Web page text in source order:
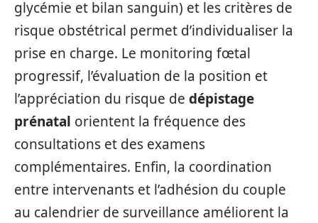
glycémie et bilan sanguin) et les critères de
risque obstétrical permet d’individualiser la
prise en charge. Le monitoring fœtal
progressif, l’évaluation de la position et
l’appréciation du risque de dépistage
prénatal orientent la fréquence des
consultations et des examens
complémentaires. Enfin, la coordination
entre intervenants et l’adhésion du couple
au calendrier de surveillance améliorent la